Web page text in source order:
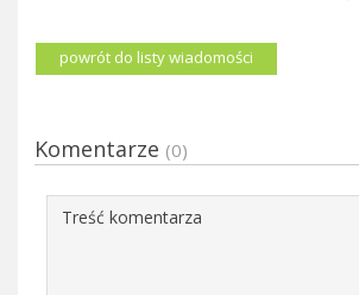
powrót do listy wiadomości
Komentarze (0)